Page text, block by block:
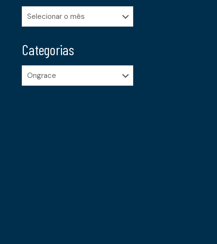
Arquivos
Categorias
Categorias